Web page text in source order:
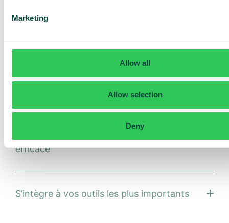
Marketing
Allow all
Allow selection
Deny
entreprises de toutes tailles
Conçu sur mesure pour les petites et
taille et aux besoins de votre entreprise – et évolue avec
vous.
efficace
S’intègre à vos outils les plus importants